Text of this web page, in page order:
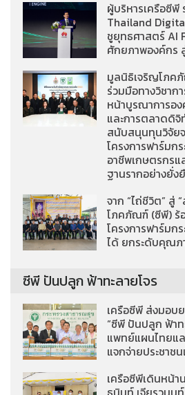
ผู้บริหารเครือซีพี
Thailand
ชูยุทธศาสตร์ AI
ศักยภาพองค์กร
มูลนิธิเจริญโภค
ร่วมมือทางวิชาก
หน้าบูรณาการอ
และการตลาดดิจิ
สนับสนุนทุนวิจัย
โครงการฟาร์มก
อาชีพเกษตรกรแ
ฐานรากอย่างยั่ง
จาก “ไถ่ชีวิต” สู่
โภคภัณฑ์ (ซีพี) ร้
โครงการฟาร์มก
ได้ ยกระดับคุณภ
ซีพี ปันปลูก ฟ้าทะลายโจร
เครือซีพี ส่งมอบ
“ซีพี ปันปลูก ฟ้าท
แพทย์แผนไทยแ
แจกจ่ายประชาช
เครือซีพีเดินหน้า